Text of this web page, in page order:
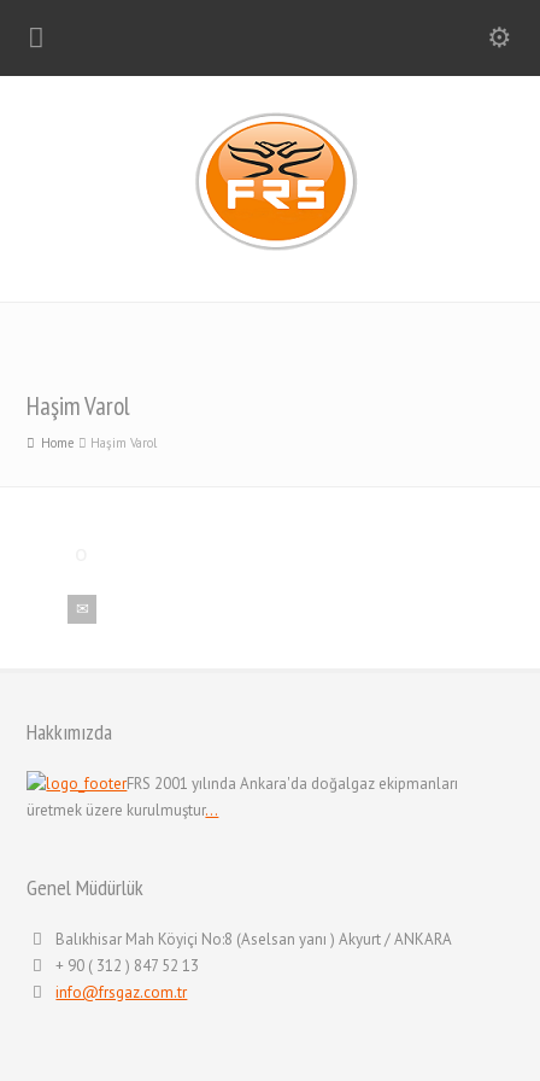
Haşim Varol
Home Haşim Varol
Hakkımızda
FRS 2001 yılında Ankara'da doğalgaz ekipmanları
üretmek üzere kurulmuştur...
Genel Müdürlük
Balıkhisar Mah Köyiçi No:8 (Aselsan yanı ) Akyurt / ANKARA
+ 90 ( 312 ) 847 52 13
info@frsgaz.com.tr